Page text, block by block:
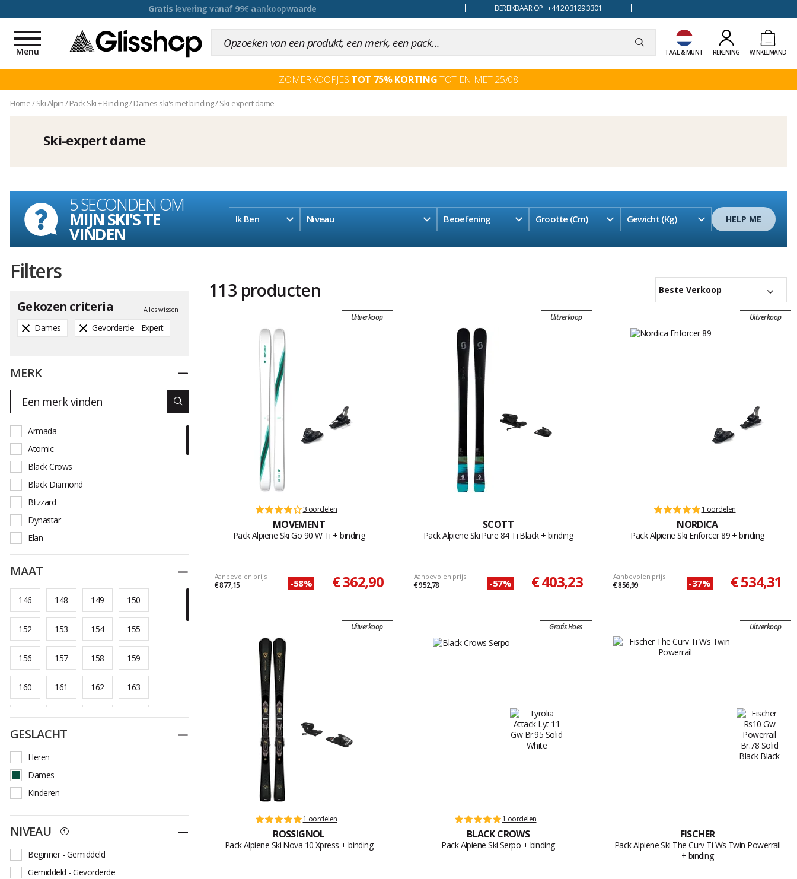
voor een 100 dagen inruiling BEREIKBAAR OP +44 20 3129 3301
TAAL & MUNT REKENING WINKELMAND
Toggle
navigation
Menu
ZOMERKOOPJES TOT 75% KORTINGTOT EN MET 25/08
Home/ Ski Alpin/Pack Ski + Binding/Dames ski's met binding/Ski-expert dame
Ski-expert dame
5 SECONDEN OM
MIJN SKI'S TE
VINDEN
Ik Ben Niveau Beoefening Grootte (cm) Gewicht (kg) HELP ME
Filters
Gekozen criteria Alles wissen
Dames Gevorderde - Expert
MERK Dichtplooien
Armada
Atomic
Black Crows
Black Diamond
Blizzard
Dynastar
Elan
Faction
Fischer
Head
K2
Kastle
Line
Movement
Nordica
Rossignol
Salomon
Scott
MAAT Dichtplooien
146 148 149 150
152 153 154 155
156 157 158 159
160 161 162 163
164 165 166 167
172
181 183
186 188 189
GESLACHT Dichtplooien
Heren
Dames
Kinderen
NIVEAU Dichtplooien
Beginner - Gemiddeld
Gemiddeld - Gevorderde
113 producten Beste Verkoop
Uitverkoop
3 oordelen
MOVEMENT
Pack Alpiene Ski Go 90 W Ti + binding
Aanbevolen prijs
€ 877,15 -58% € 362,90
Uitverkoop
SCOTT
Pack Alpiene Ski Pure 84 Ti Black + binding
Aanbevolen prijs
€ 952,78 -57% € 403,23
Uitverkoop
1 oordelen
NORDICA
Pack Alpiene Ski Enforcer 89 + binding
Aanbevolen prijs
€ 856,99 -37% € 534,31
Uitverkoop
1 oordelen
ROSSIGNOL
Pack Alpiene Ski Nova 10 Xpress + binding
Gratis Hoes
1 oordelen
BLACK CROWS
Pack Alpiene Ski Serpo + binding
Uitverkoop
FISCHER
Pack Alpiene Ski The Curv Ti Ws Twin Powerrail
+ binding